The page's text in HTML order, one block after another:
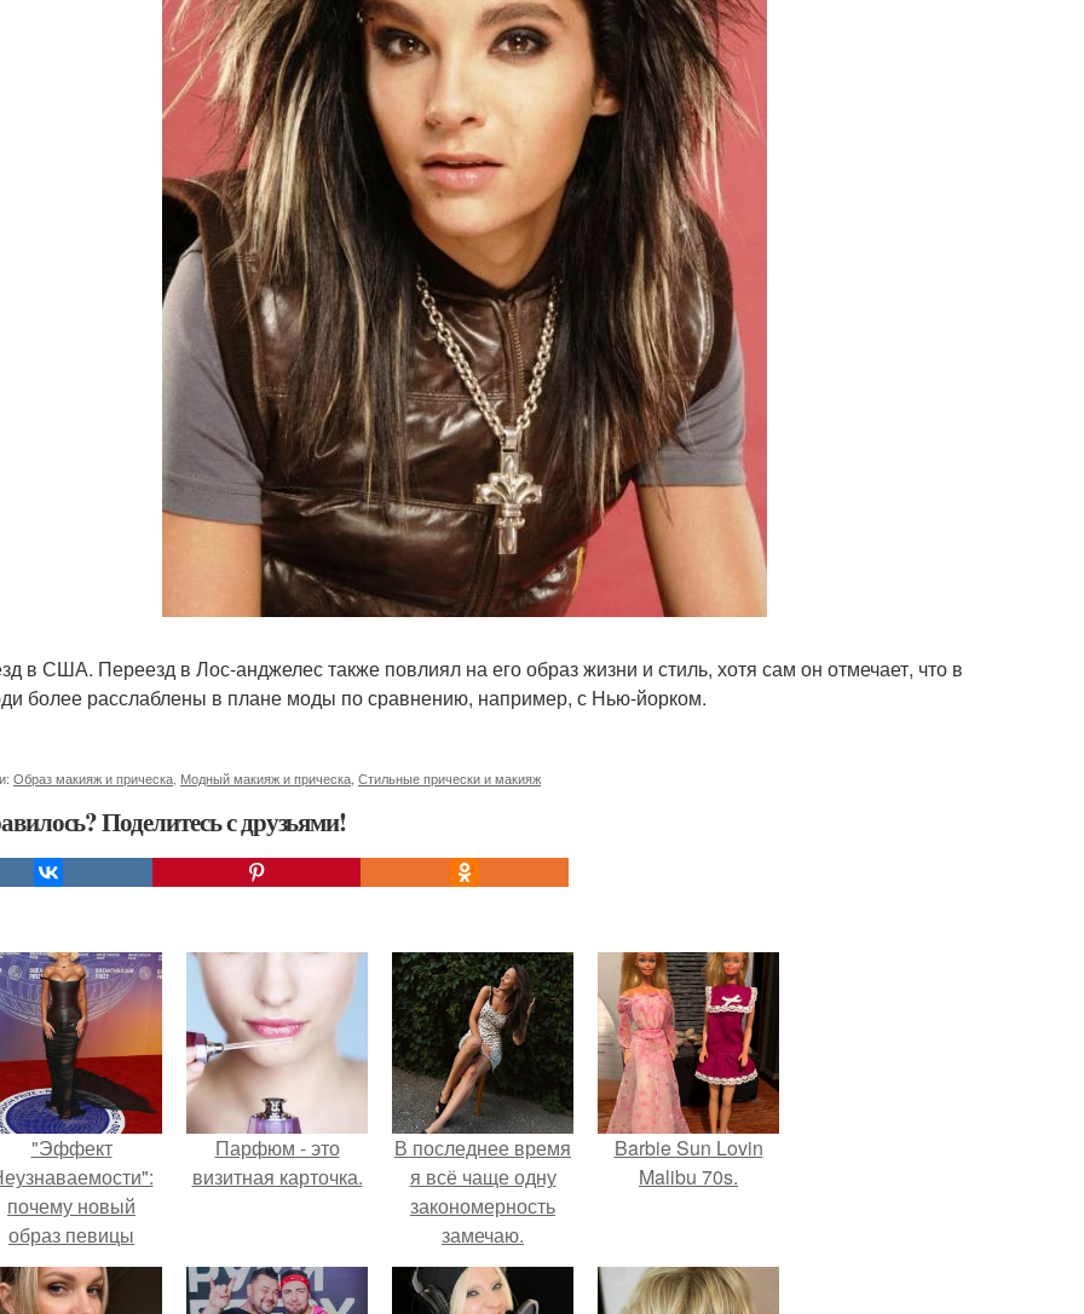
в США. Переезд в Лос-анджелес также повлиял на его образ жизни и стиль, хотя сам он отмечает, что в
более расслаблены в плане моды по сравнению, например, с Нью-йорком.
Образ макияж и прическа Модный макияж и прическа Стильные прически и макияж
Поделитесь с друзьями!
"Эффект
почему новый
образ певицы
вызвал споры о
гранях
Парфюм - это
визитная карточка.
В последнее время
я всё чаще одну
закономерность
замечаю.
Barbie Sun Lovin
Malibu 70s.